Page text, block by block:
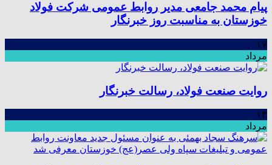
پیام محمد جامعی مدیر روابط عمومی شرکت فولاد
خوزستان به مناسبت روز خبرنگار
۱۷
مرداد
روایت صنعت فولاد،‌ رسالت خبرنگار
۱۴
مرداد